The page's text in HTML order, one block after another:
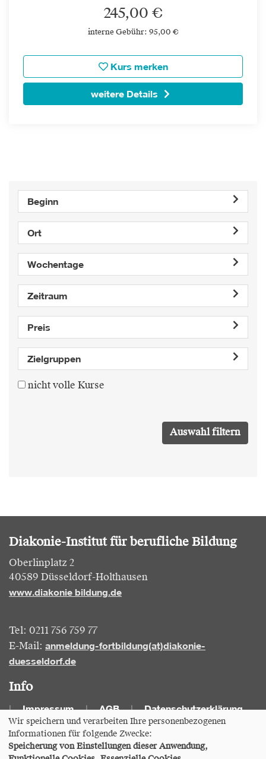
245,00 €
interne Gebühr: 95,00 €
Kurs merken
weitere Details
Beginn
Ort
Wochentage
Zeitraum
Preis
Zielgruppen
nicht volle Kurse
Diakonie-Institut für berufliche Bildung
Oberlinplatz 2
40589 Düsseldorf-Holthausen
www.diakonie bildung.de
Tel: 0211 756 759 77
E-Mail: anmeldung-fortbildung(at)diakonie-
duesseldorf.de
Info
Impressum
AGB Datenschutzerklärung
Cookie Einstellungen
Wir speichern und verarbeiten Ihre personenbezogenen
Informationen für folgende Zwecke:
Speicherung von Einstellungen dieser Anwendung,